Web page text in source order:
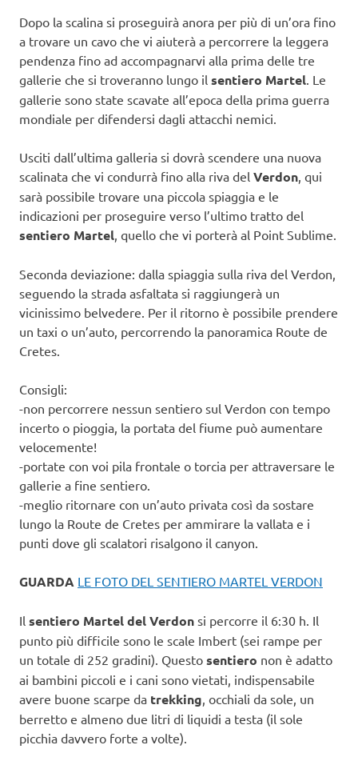
Dopo la scalina si proseguirà anora per più di un’ora fino
a trovare un cavo che vi aiuterà a percorrere la leggera
pendenza fino ad accompagnarvi alla prima delle tre
gallerie che si troveranno lungo il sentiero Martel. Le
gallerie sono state scavate all’epoca della prima guerra
mondiale per difendersi dagli attacchi nemici.
Usciti dall’ultima galleria si dovrà scendere una nuova
scalinata che vi condurrà fino alla riva del Verdon, qui
sarà possibile trovare una piccola spiaggia e le
indicazioni per proseguire verso l’ultimo tratto del
sentiero Martel, quello che vi porterà al Point Sublime.
Seconda deviazione: dalla spiaggia sulla riva del Verdon,
seguendo la strada asfaltata si raggiungerà un
vicinissimo belvedere. Per il ritorno è possibile prendere
un taxi o un’auto, percorrendo la panoramica Route de
Cretes.
Consigli:
-non percorrere nessun sentiero sul Verdon con tempo
incerto o pioggia, la portata del fiume può aumentare
velocemente!
-portate con voi pila frontale o torcia per attraversare le
gallerie a fine sentiero.
-meglio ritornare con un’auto privata così da sostare
lungo la Route de Cretes per ammirare la vallata e i
punti dove gli scalatori risalgono il canyon.
GUARDA LE FOTO DEL SENTIERO MARTEL VERDON
Il sentiero Martel del Verdon si percorre il 6:30 h. Il
punto più difficile sono le scale Imbert (sei rampe per
un totale di 252 gradini). Questo sentiero non è adatto
ai bambini piccoli e i cani sono vietati, indispensabile
avere buone scarpe da trekking, occhiali da sole, un
berretto e almeno due litri di liquidi a testa (il sole
picchia davvero forte a volte).